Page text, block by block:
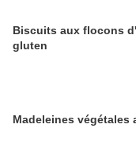
Biscuits aux flocons
gluten
Madeleines végétales